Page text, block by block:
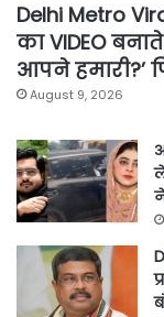
Delhi Metro
का VIDEO
आपने हमारी?’
August 9, 2026